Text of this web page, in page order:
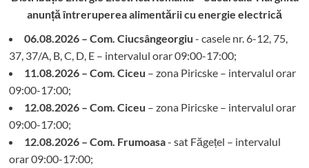
anunță întreruperea alimentării cu energie electrică
06.08.2026 – Com. Ciucsângeorgiu - casele nr. 6-12, 75,
37, 37/A, B, C, D, E – intervalul orar 09:00-17:00;
11.08.2026 – Com. Ciceu – zona Piricske – intervalul orar
09:00-17:00;
12.08.2026 – Com. Ciceu – zona Piricske – intervalul orar
09:00-17:00;
12.08.2026 – Com. Frumoasa- sat Făgețel – intervalul
orar 09:00-17:00;